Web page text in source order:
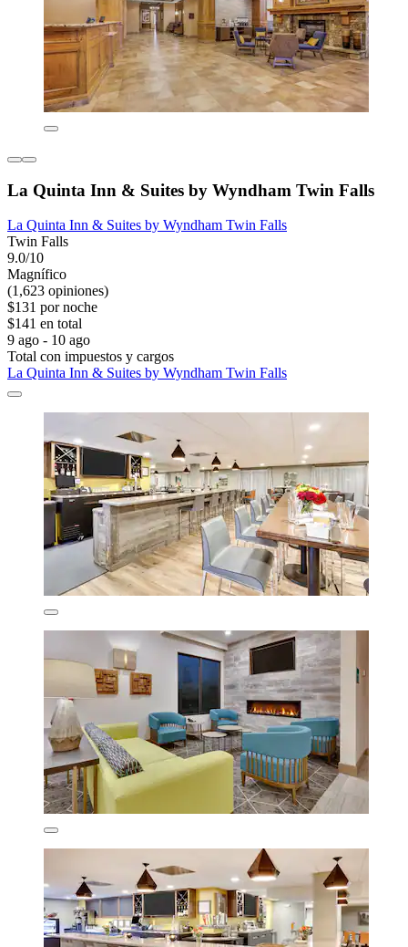
La Quinta Inn & Suites by Wyndham Twin Falls
La Quinta Inn & Suites by Wyndham Twin Falls
Twin Falls
9.0/10
Magnífico
(1,623 opiniones)
$131 por noche
$141 en total
9 ago - 10 ago
Total con impuestos y cargos
La Quinta Inn & Suites by Wyndham Twin Falls